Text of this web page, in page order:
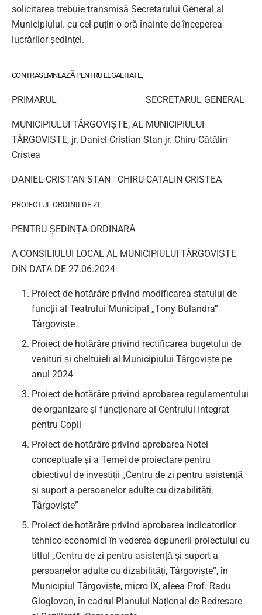
solicitarea trebuie transmisă Secretarului General al
Municipiului. cu cel puțin o oră înainte de începerea
lucrărilor ședinței.
CONTRASEMNEAZĂ PENTRU LEGALITATE,
PRIMARUL SECRETARUL GENERAL
MUNICIPIULUI TÂRGOVIȘTE, AL MUNICIPIULUI
TÂRGOVIȘTE, jr. Daniel-Cristian Stan jr. Chiru-Cătălin
Cristea
DANIEL-CRIST’AN STAN CHIRU-CATALIN CRISTEA
PROIECTUL ORDINII DE ZI
PENTRU ȘEDINȚA ORDINARĂ
A CONSILIULUI LOCAL AL MUNICIPIULUI TÂRGOVIȘTE
DIN DATA DE 27.06.2024
Proiect de hotărâre privind modificarea statului de
funcții al Teatrului Municipal „Tony Bulandra”
Târgoviște
Proiect de hotărâre privind rectificarea bugetului de
venituri și cheltuieli al Municipiului Târgoviște pe
anul 2024
Proiect de hotărâre privind aprobarea regulamentului
de organizare și funcționare al Centrului Integrat
pentru Copii
Proiect de hotărâre privind aprobarea Notei
conceptuale și a Temei de proiectare pentru
obiectivul de investiții „Centru de zi pentru asistență
și suport a persoanelor adulte cu dizabilități,
Târgoviște”
Proiect de hotărâre privind aprobarea indicatorilor
tehnico-economici în vederea depunerii proiectului cu
titlul „Centru de zi pentru asistență și suport a
persoanelor adulte cu dizabilități, Târgoviște”, în
Municipiul Târgoviște, micro IX, aleea Prof. Radu
Gioglovan, în cadrul Planului Național de Redresare